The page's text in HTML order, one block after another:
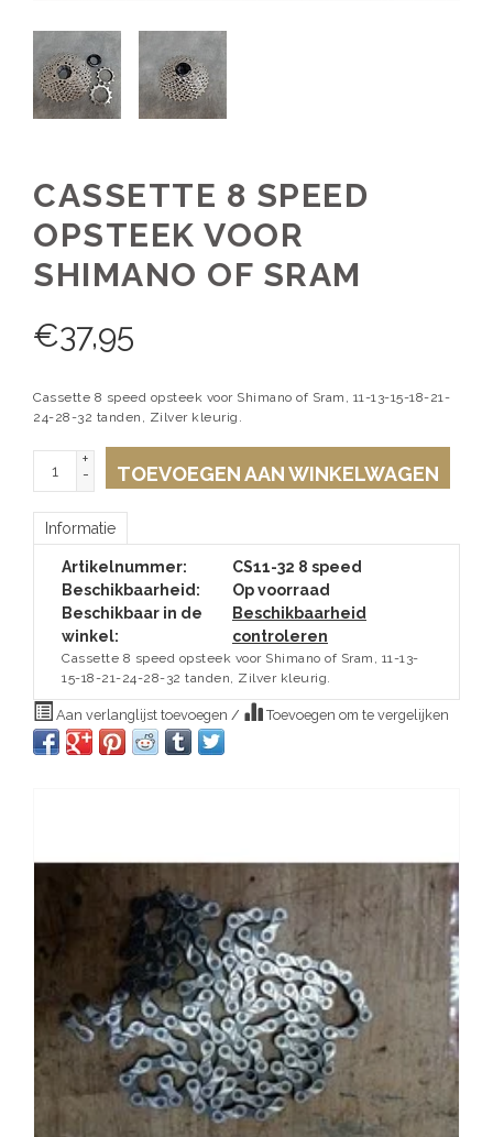
CASSETTE 8 SPEED
OPSTEEK VOOR
SHIMANO OF SRAM
€37,95
Cassette 8 speed opsteek voor Shimano of Sram, 11-13-15-18-21-
24-28-32 tanden, Zilver kleurig.
+
-
TOEVOEGEN AAN WINKELWAGEN
Informatie
Artikelnummer:
CS11-32 8 speed
Beschikbaarheid:
Op voorraad
Beschikbaar in de
winkel:
Beschikbaarheid
controleren
Cassette 8 speed opsteek voor Shimano of Sram, 11-13-
15-18-21-24-28-32 tanden, Zilver kleurig.
Aan verlanglijst toevoegen / Toevoegen om te vergelijken